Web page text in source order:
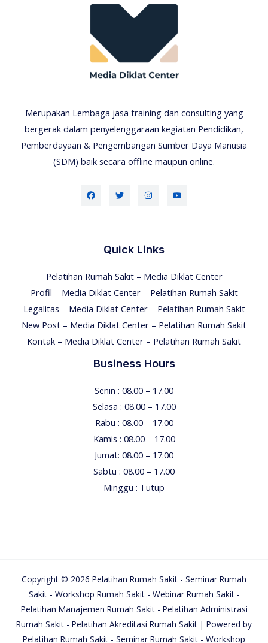
Merupakan Lembaga jasa training dan consulting yang
bergerak dalam penyelenggaraan kegiatan Pendidikan,
Pemberdayaan & Pengembangan Sumber Daya Manusia
(SDM) baik secara offline maupun online.
Quick Links
Pelatihan Rumah Sakit – Media Diklat Center
Profil – Media Diklat Center – Pelatihan Rumah Sakit
Legalitas – Media Diklat Center – Pelatihan Rumah Sakit
New Post – Media Diklat Center – Pelatihan Rumah Sakit
Kontak – Media Diklat Center – Pelatihan Rumah Sakit
Business Hours
Senin : 08.00 – 17.00
Selasa : 08.00 – 17.00
Rabu : 08.00 – 17.00
Kamis : 08.00 – 17.00
Jumat: 08.00 – 17.00
Sabtu : 08.00 – 17.00
Minggu : Tutup
Copyright © 2026 Pelatihan Rumah Sakit - Seminar Rumah
Sakit - Workshop Rumah Sakit - Webinar Rumah Sakit -
Pelatihan Manajemen Rumah Sakit - Pelatihan Administrasi
Rumah Sakit - Pelatihan Akreditasi Rumah Sakit | Powered by
Pelatihan Rumah Sakit - Seminar Rumah Sakit - Workshop